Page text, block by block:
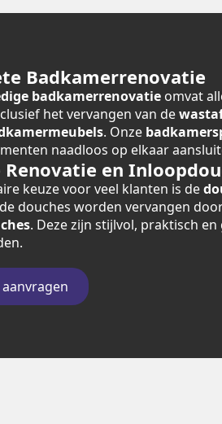
Badkamerrenovatie
badkamerrenovatie omvat
het vervangen van de
. Onze
naadloos op elkaar
Renovatie en
keuze voor veel klanten is de
douches worden vervangen
. Deze zijn stijlvol, praktisch